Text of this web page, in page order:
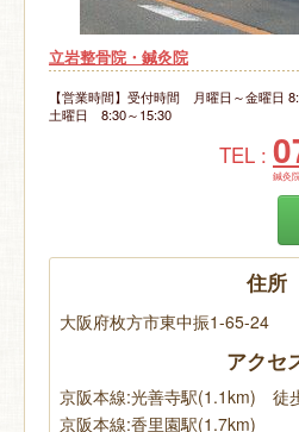
立岩整骨院・鍼灸院
【営業時間】受付時間 月曜日～金曜
土曜日 8:30～15:30
TEL :
鍼灸
住所
大阪府枚方市東中振1-65-24
アクセ
京阪本線:光善寺駅(1.1km) 徒
京阪本線:香里園駅(1.7km)